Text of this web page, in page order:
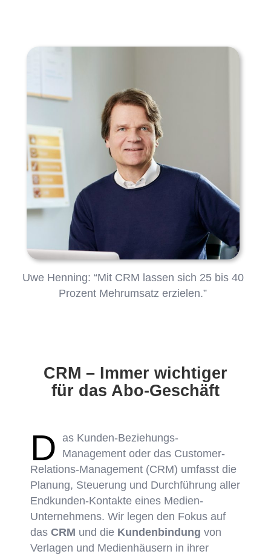
Uwe Henning: “Mit CRM lassen sich 25 bis 40
Prozent Mehrumsatz erzielen.”
CRM – Immer wichtiger
für das Abo-Geschäft
D as Kunden-Beziehungs-
Management oder das Customer-
Relations-Management (CRM) umfasst die
Planung, Steuerung und Durchführung aller
Endkunden-Kontakte eines Medien-
Unternehmens. Wir legen den Fokus auf
das CRM und die Kundenbindung von
Verlagen und Medienhäusern in ihrer